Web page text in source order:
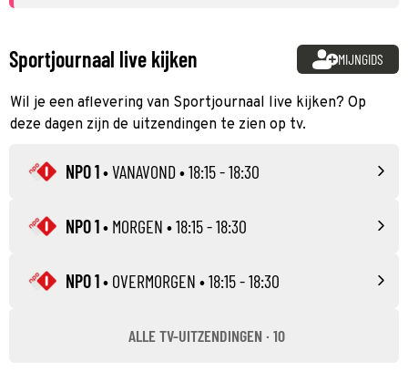
Sportjournaal live kijken MIJNGIDS
Wil je een aflevering van Sportjournaal live kijken? Op
deze dagen zijn de uitzendingen te zien op tv.
NPO 1•VANAVOND • 18:15 - 18:30
NPO 1• MORGEN • 18:15 - 18:30
NPO 1• OVERMORGEN • 18:15 - 18:30
ALLE TV-UITZENDINGEN · 10